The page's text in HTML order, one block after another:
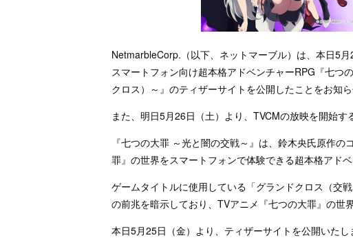
NetmarbleCorp.（以下、ネットマーブル）は、本日5
スマートフォン向け超本格アドベンチャーRPG『七つ
クロス）～』のティザーサイトを公開したことをお知ら
また、明日5月26日（土）より、TVCMの放映を開始す
『七つの大罪 ～光と闇の交戦～』は、鈴木央氏原作
罪』の世界をスマートフォンで体験できる超本格アドベ
ゲームタイトルに使用している「グランドクロス（交
の前兆を暗示しており、TVアニメ『七つの大罪』の世
本日5月25日（金）より、ティザーサイトを公開いたし